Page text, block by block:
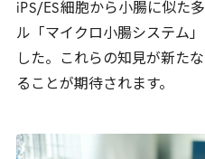
iPS/ES細胞から小腸に似た
ル「マイクロ小腸システム
した。これらの知見が新た
ることが期待されます。